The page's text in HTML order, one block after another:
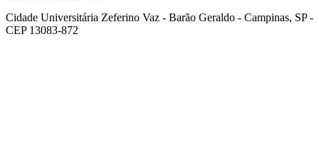
Cidade Universitária Zeferino Vaz - Barão Geraldo - Campinas, SP -
CEP 13083-872